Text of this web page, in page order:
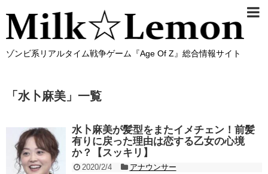
ゾンビ系リアルタイム戦争ゲーム『Age Of Z』総合情報サイト
「 水卜麻美 」 一覧
水卜麻美が髪型をまたイメチェン！前髪
有りに戻った理由は恋する乙女の心境
か？【スッキリ】
2020/2/4
アナウンサー